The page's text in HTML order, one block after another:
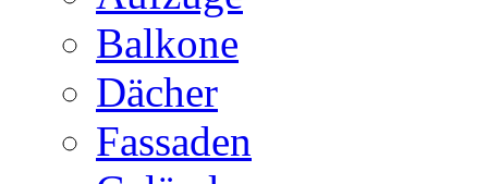
Balkone
Dächer
Fassaden